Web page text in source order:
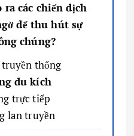
các chiến dịch
để thu hút sự
chúng?
thống
du kích
trực tiếp
lan truyền